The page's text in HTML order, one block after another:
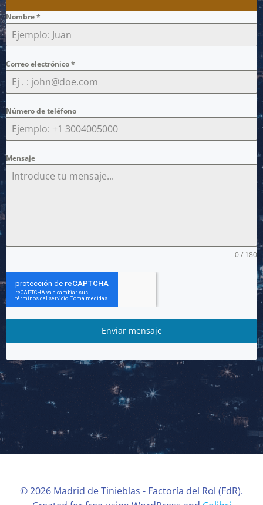
Nombre*
Correo electrónico*
Número de teléfono
Mensaje
0 / 180
Enviar mensaje
© 2026 Madrid de Tinieblas - Factoría del Rol (FdR).